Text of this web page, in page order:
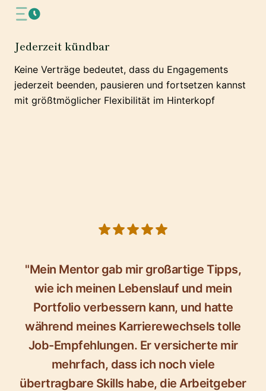
Jederzeit kündbar
Keine Verträge bedeutet, dass du Engagements
jederzeit beenden, pausieren und fortsetzen kannst
mit größtmöglicher Flexibilität im Hinterkopf
"Mein Mentor gab mir großartige Tipps,
wie ich meinen Lebenslauf und mein
Portfolio verbessern kann, und hatte
während meines Karrierewechsels tolle
Job-Empfehlungen. Er versicherte mir
mehrfach, dass ich noch viele
übertragbare Skills habe, die Arbeitgeber